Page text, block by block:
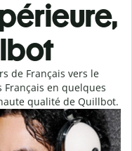
de Français vers le
Français en quelques
qualité de Quillbot.